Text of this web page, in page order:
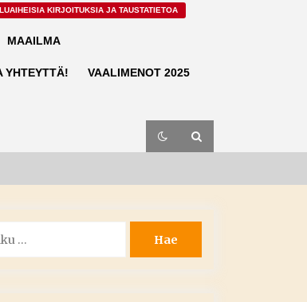
KIRJOITUKSIA JA TAUSTATIETOA
MAAILMA
YHTEYTTÄ! VAALIMENOT 2025